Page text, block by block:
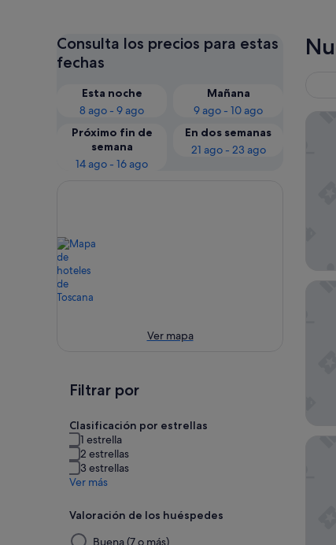
Consulta los precios para estas
fechas
Esta noche
8 ago - 9 ago
Mañana
9 ago - 10 ago
Próximo fin de
semana
14 ago - 16 ago
En dos semanas
21 ago - 23 ago
Ver mapa
Filtrar por
Clasificación por estrellas
1 estrella
2 estrellas
3 estrellas
Ver más
Valoración de los huéspedes
Al
Buena (7 o más)